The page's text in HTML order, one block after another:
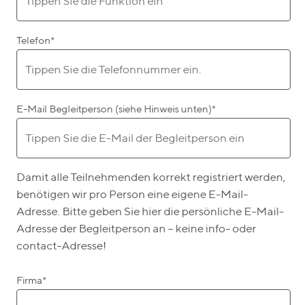
Telefon*
E-Mail Begleitperson (siehe Hinweis unten)*
Damit alle Teilnehmenden korrekt registriert werden,
benötigen wir pro Person eine eigene E-Mail-
Adresse. Bitte geben Sie hier die persönliche E-Mail-
Adresse der Begleitperson an – keine info- oder
contact-Adresse!
Firma*